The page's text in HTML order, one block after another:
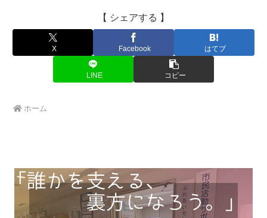
【 シェアする 】
X Facebook はてブ
LINE コピー
ホーム